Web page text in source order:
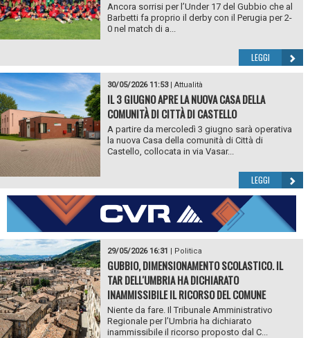
Ancora sorrisi per l’Under 17 del Gubbio che al
Barbetti fa proprio il derby con il Perugia per 2-
0 nel match di a...
LEGGI
30/05/2026 11:53| Attualità
IL 3 GIUGNO APRE LA NUOVA CASA DELLA
COMUNITÀ DI CITTÀ DI CASTELLO
A partire da mercoledì 3 giugno sarà operativa
la nuova Casa della comunità di Città di
Castello, collocata in via Vasar...
LEGGI
29/05/2026 16:31 | Politica
GUBBIO, DIMENSIONAMENTO SCOLASTICO. IL
TAR DELL'UMBRIA HA DICHIARATO
INAMMISSIBILE IL RICORSO DEL COMUNE
Niente da fare. Il Tribunale Amministrativo
Regionale per l’Umbria ha dichiarato
inammissibile il ricorso proposto dal C...